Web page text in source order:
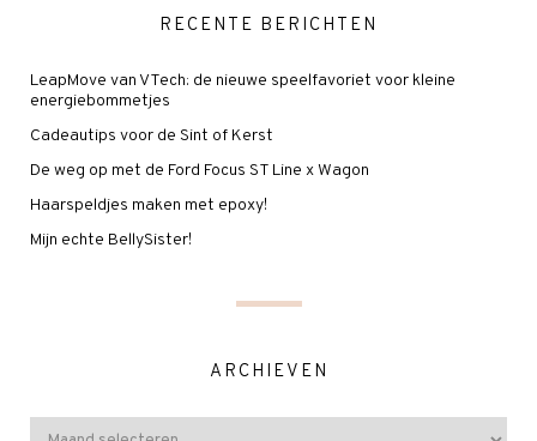
RECENTE BERICHTEN
LeapMove van VTech: de nieuwe speelfavoriet voor kleine
energiebommetjes
Cadeautips voor de Sint of Kerst
De weg op met de Ford Focus ST Line x Wagon
Haarspeldjes maken met epoxy!
Mijn echte BellySister!
ARCHIEVEN